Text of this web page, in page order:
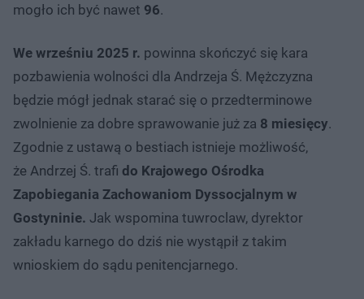
mogło ich być nawet 96.
We wrześniu 2025 r. powinna skończyć się kara
pozbawienia wolności dla Andrzeja Ś. Mężczyzna
będzie mógł jednak starać się o przedterminowe
zwolnienie za dobre sprawowanie już za 8 miesięcy.
Zgodnie z ustawą o bestiach istnieje możliwość,
że Andrzej Ś. trafi do Krajowego Ośrodka
Zapobiegania Zachowaniom Dyssocjalnym w
Gostyninie. Jak wspomina tuwroclaw, dyrektor
zakładu karnego do dziś nie wystąpił z takim
wnioskiem do sądu penitencjarnego.